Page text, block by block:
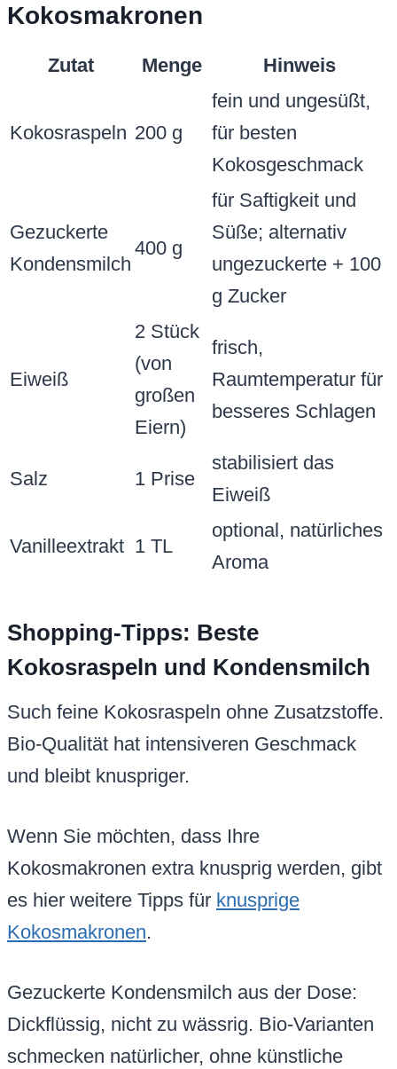
Kokosmakronen
Zutat Menge Hinweis
Kokosraspeln 200 g
fein und ungesüßt,
für besten
Kokosgeschmack
Gezuckerte
Kondensmilch
400 g
für Saftigkeit und
Süße; alternativ
ungezuckerte + 100
g Zucker
Eiweiß
2 Stück
(von
großen
Eiern)
frisch,
Raumtemperatur für
besseres Schlagen
Salz 1 Prise
stabilisiert das
Eiweiß
Vanilleextrakt 1 TL
optional, natürliches
Aroma
Shopping-Tipps: Beste
Kokosraspeln und Kondensmilch
Such feine Kokosraspeln ohne Zusatzstoffe.
Bio-Qualität hat intensiveren Geschmack
und bleibt knuspriger.
Wenn Sie möchten, dass Ihre
Kokosmakronen extra knusprig werden, gibt
es hier weitere Tipps für knusprige
Kokosmakronen.
Gezuckerte Kondensmilch aus der Dose:
Dickflüssig, nicht zu wässrig. Bio-Varianten
schmecken natürlicher, ohne künstliche